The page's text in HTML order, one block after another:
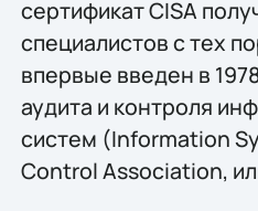
сертификат CISA
специалистов с тех
впервые введен в
аудита и контроля
систем (Information
Control Association,